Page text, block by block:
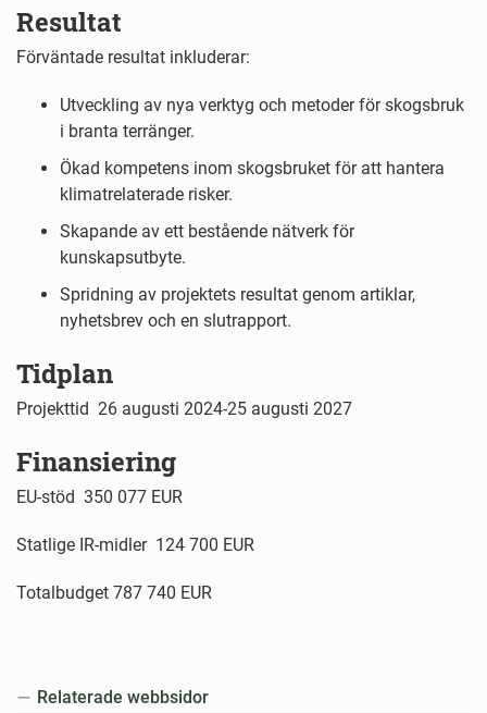
Resultat
Förväntade resultat inkluderar:
Utveckling av nya verktyg och metoder för skogsbruk
i branta terränger.
Ökad kompetens inom skogsbruket för att hantera
klimatrelaterade risker.
Skapande av ett bestående nätverk för
kunskapsutbyte.
Spridning av projektets resultat genom artiklar,
nyhetsbrev och en slutrapport.
Tidplan
Projekttid 26 augusti 2024-25 augusti 2027
Finansiering
EU-stöd 350 077 EUR
Statlige IR-midler124 700 EUR
Totalbudget 787 740 EUR
Relaterade webbsidor